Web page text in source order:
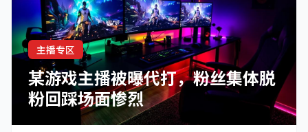
主播专区
某游戏主播被曝代打，粉丝集体脱
粉回踩场面惨烈